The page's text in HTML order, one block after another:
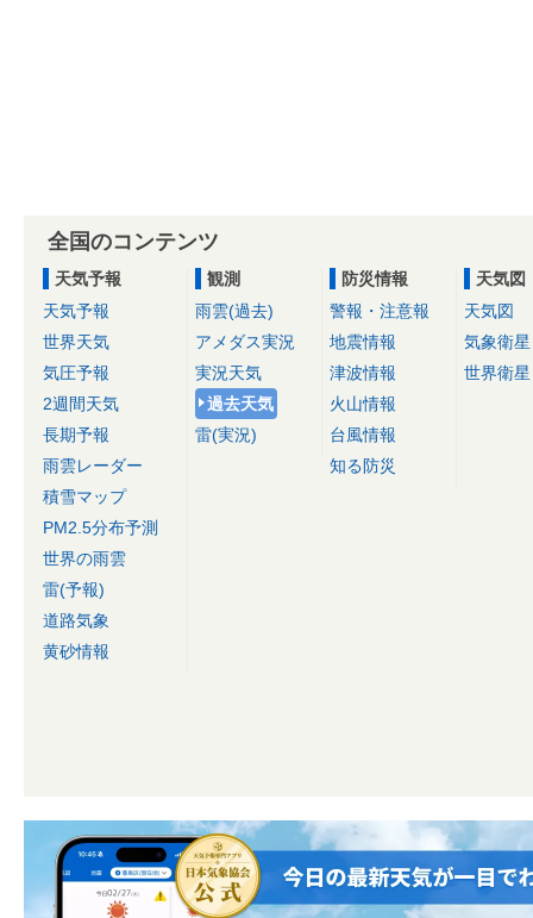
全国のコンテンツ
天気予報
天気予報
世界天気
気圧予報
2週間天気
長期予報
雨雲レーダー
積雪マップ
PM2.5分布予測
世界の雨雲
雷(予報)
道路気象
黄砂情報
観測
雨雲(過去)
アメダス実況
実況天気
過去天気
雷(実況)
防災情報
警報・注意報
地震情報
津波情報
火山情報
台風情報
知る防災
天気図
天気図
気象衛星
世界衛星